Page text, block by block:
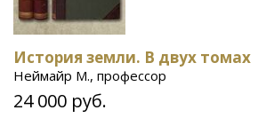
История земли. В двух томах
Неймайр М., профессор
24 000 руб.